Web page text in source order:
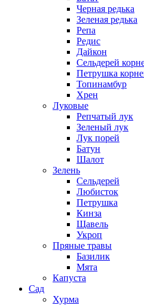
Черная редька
Зеленая редька
Репа
Редис
Дайкон
Сельдерей
Петрушка
Топинамбур
Хрен
Луковые
Репчатый лук
Зеленый лук
Лук порей
Батун
Шалот
Зелень
Сельдерей
Любисток
Петрушка
Кинза
Щавель
Укроп
Пряные травы
Базилик
Мята
Капуста
Сад
Хурма